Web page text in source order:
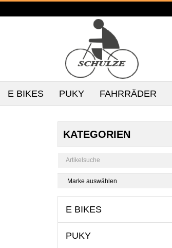
E BIKES PUKY FAHRRÄDER
KATEGORIEN
E BIKES
PUKY